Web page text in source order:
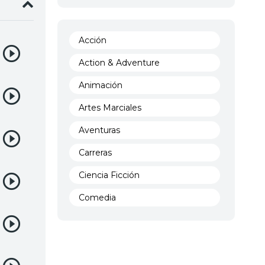
Acción
Action & Adventure
Animación
Artes Marciales
Aventuras
Carreras
Ciencia Ficción
Comedia